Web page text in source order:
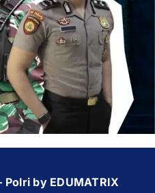
US
Polri by EDUMATRIX